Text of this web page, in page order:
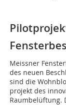
Meissner
des neuen
sind die
projekt des
Raumbelüftung.